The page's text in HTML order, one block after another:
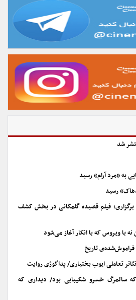
شد
به «مرد آرام» رسید
رسید
برگزاری؛ فیلم قصیده گلمکانی در بخش کشف
با ویروس که با انکار آغاز می‌شود
فراموش‌شده‌ی تاریخ
تعاملی ایوب بختیاری/ پداگوژی روایت
۲۸ تیری که سالمرگ خسرو شکیبایی بود/ دیداری که